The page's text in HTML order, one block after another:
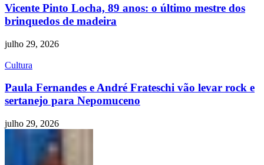
Vicente Pinto Locha, 89 anos: o último mestre dos
brinquedos de madeira
julho 29, 2026
Cultura
Paula Fernandes e André Frateschi vão levar rock e
sertanejo para Nepomuceno
julho 29, 2026